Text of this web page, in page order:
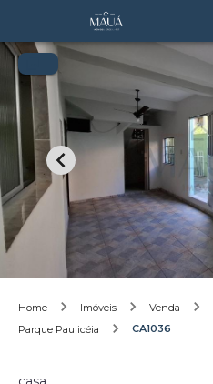
Home Imóveis Venda
Parque Paulicéia
CA1036